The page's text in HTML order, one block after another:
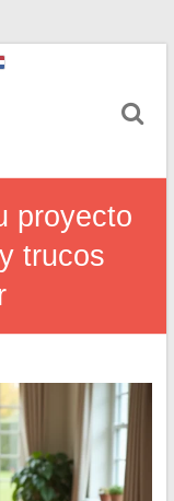
proyecto
trucos